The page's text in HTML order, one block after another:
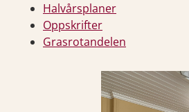
Halvårsplaner
Oppskrifter
Grasrotandelen